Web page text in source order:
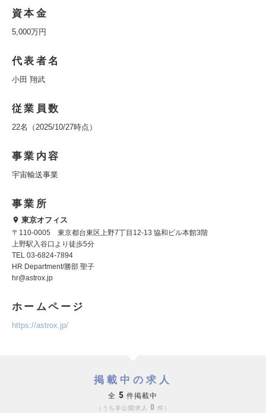
資本金
5,000万円
代表者名
小田 翔武
従業員数
22名（2025/10/27時点）
事業内容
宇宙輸送事業
事業所
東京オフィス
〒110-0005 東京都台東区上野7丁目12-13 協和ビル本館3階
上野駅入谷口より徒歩5分
TEL 03-6824-7894
HR Department/勝部 聖子
hr@astrox.jp
ホームページ
https://astrox.jp/
掲載中の求人
全 5 件掲載中
うち非公開求人 0 件